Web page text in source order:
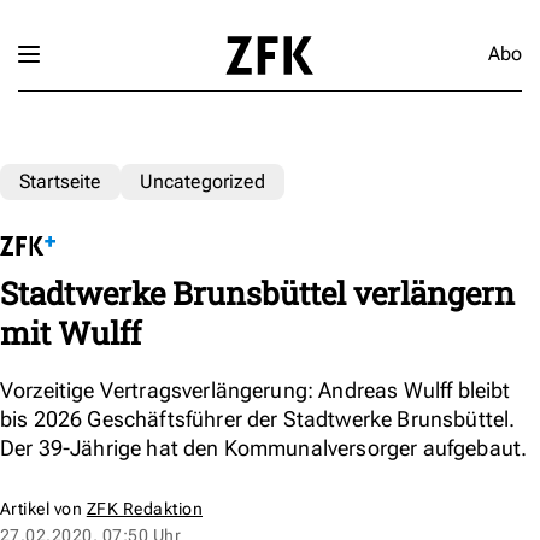
Abo
Startseite Uncategorized
Stadtwerke Brunsbüttel verlängern
mit Wulff
Vorzeitige Vertragsverlängerung: Andreas Wulff bleibt
bis 2026 Geschäftsführer der Stadtwerke Brunsbüttel.
Der 39-Jährige hat den Kommunalversorger aufgebaut.
Artikel von ZFK Redaktion
27.02.2020, 07:50 Uhr